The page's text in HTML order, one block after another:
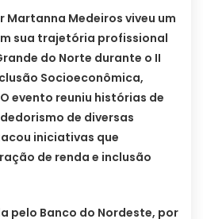
Medeiros viveu um
sua trajetória profissional
do Norte durante o II
Socioeconômica,
evento reuniu histórias de
de diversas
iniciativas que
de renda e inclusão
pelo Banco do Nordeste, por